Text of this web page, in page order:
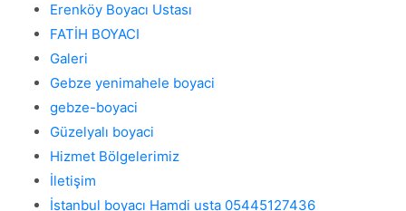
Erenköy Boyacı Ustası
FATİH BOYACI
Galeri
Gebze yenimahele boyaci
gebze-boyaci
Güzelyalı boyaci
Hizmet Bölgelerimiz
İletişim
İstanbul boyacı Hamdi usta 05445127436